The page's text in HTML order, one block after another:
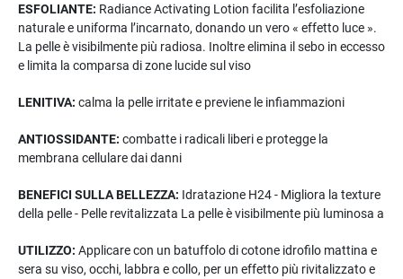
ESFOLIANTE: Radiance Activating Lotion facilita l’esfoliazione
naturale e uniforma l’incarnato, donando un vero « effetto luce ».
La pelle è visibilmente più radiosa. Inoltre elimina il sebo in eccesso
e limita la comparsa di zone lucide sul viso
LENITIVA: calma la pelle irritate e previene le infiammazioni
ANTIOSSIDANTE: combatte i radicali liberi e protegge la
membrana cellulare dai danni
BENEFICI SULLA BELLEZZA: Idratazione H24 - Migliora la texture
della pelle - Pelle revitalizzata La pelle è visibilmente più luminosa a
UTILIZZO: Applicare con un batuffolo di cotone idrofilo mattina e
sera su viso, occhi, labbra e collo, per un effetto più rivitalizzato e